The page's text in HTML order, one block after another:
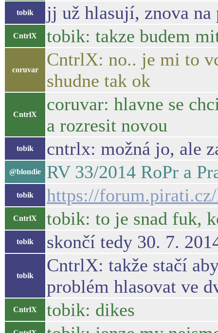
tobik jj už hlasují, znova
CntrlX tobik: takze budem
coruvar
CntrlX: no.. je mi to
shudne tak ok
CntrlX
coruvar: hlavne se
a rozresit novou
tobik cntrlx: možná jo, ale
@blondie RV 33/2014 RoPr a
tobik https://
CntrlX tobik: to je snad fuk,
tobik skončí tedy 30. 7.
tobik
CntrlX: takže stačí
problém hlasovat ve
CntrlX tobik: dikes